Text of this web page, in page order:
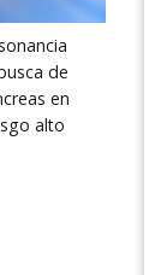
de
en
alto